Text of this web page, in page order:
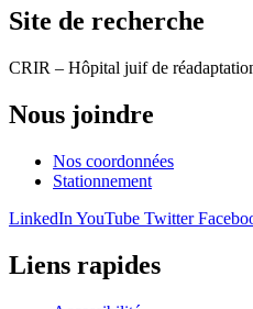
Site de recherche
CRIR – Hôpital juif de
Nous joindre
Nos coordonnées
Stationnement
LinkedIn YouTube Twitter
Liens rapides